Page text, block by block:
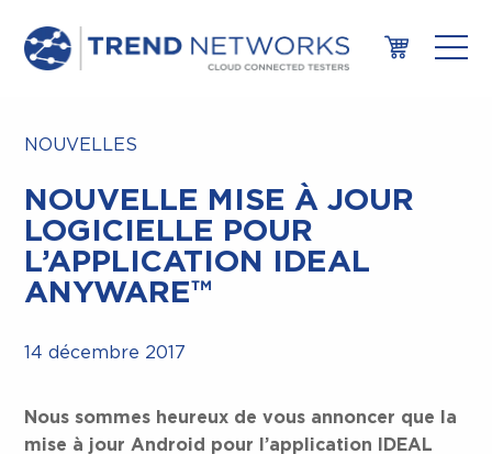
NOUVELLES
NOUVELLE MISE À JOUR
LOGICIELLE POUR
L’APPLICATION IDEAL
ANYWARE™
14 décembre 2017
Nous sommes heureux de vous annoncer que la
mise à jour Android pour l’application IDEAL